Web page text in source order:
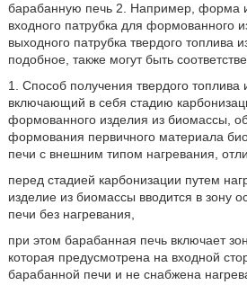
барабанную печь 2. Например, форма
входного патрубка для формованного
выходного патрубка твердого топлива
подобное, также могут быть
1. Способ получения твердого топлива
включающий в себя стадию
формованного изделия из биомассы,
формования первичного материала
печи с внешним типом нагревания,
перед стадией карбонизации путем
изделие из биомассы вводится в зону
печи без нагревания,
при этом барабанная печь включает
которая предусмотрена на входной
барабанной печи и не снабжена